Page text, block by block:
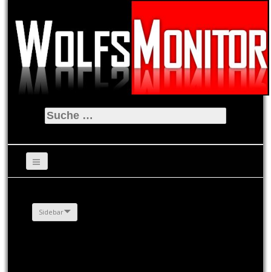
Suche
nach:
Sidebar